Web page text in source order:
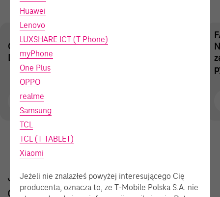
Czym jest
Data Act?
Jakiej części
oferty
Jakiej części naszej oferty
dotyczy Data Act?
Huawei
Lenovo
LUXSHARE ICT (T Phone)
myPhone
One Plus
OPPO
realme
Samsung
TCL
TCL (T TABLET)
Xiaomi
Jeżeli nie znalazłeś powyżej interesującego Cię
producenta, oznacza to, że T‑Mobile Polska S.A. nie